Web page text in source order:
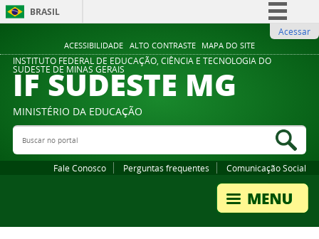
ACESSIBILIDADE ALTO CONTRASTE MAPA DO SITE
BRASIL
Comunica BR
Participe
Legislação
Acessar
INSTITUTO FEDERAL DE EDUCAÇÃO, CIÊNCIA E TECNOLOGIA DO
SUDESTE DE MINAS GERAIS
IF SUDESTE MG
MINISTÉRIO DA EDUCAÇÃO
Buscar no portal
Fale Conosco Perguntas frequentes Comunicação Social